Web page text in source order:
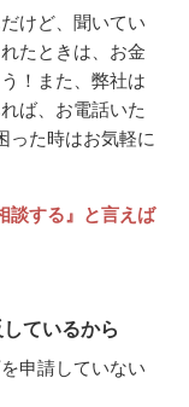
けど、聞いてい
たときは、お金
！また、弊社は
ば、お電話いた
った時はお気軽に
談する』と言えば
ているから
申請していない